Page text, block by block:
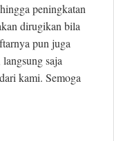
peningkatan
dirugikan bila
pun juga
saja
kami. Semoga